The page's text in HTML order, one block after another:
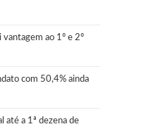
vantagem ao 1º e 2º
com 50,4% ainda
até a 1ª dezena de